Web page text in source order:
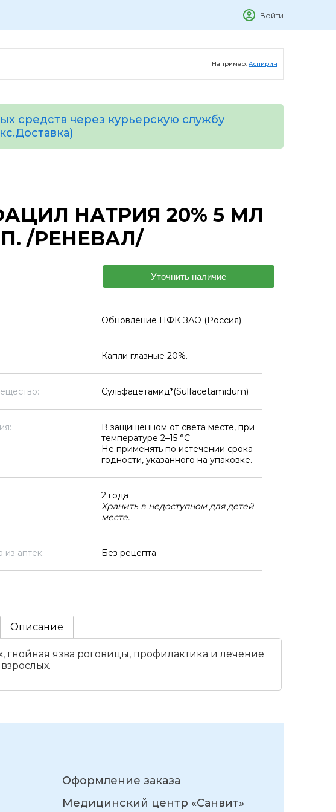
Войти
Например: Аспирин
средств через курьерскую службу
НАТРИЯ 20% 5 МЛ
/РЕНЕВАЛ/
Уточнить наличие
Обновление ПФК ЗАО (Россия)
Капли глазные 20%.
Сульфацетамид*(Sulfacetamidum)
В защищенном от света месте, при
температуре 2–15 °C
Не применять по истечении срока
годности, указанного на упаковке.
2 года
Хранить в недоступном для детей
месте.
из аптек: Без рецепта
Описание
гнойная язва роговицы, профилактика и лечение
Оформление заказа
Медицинский центр «Санвит»